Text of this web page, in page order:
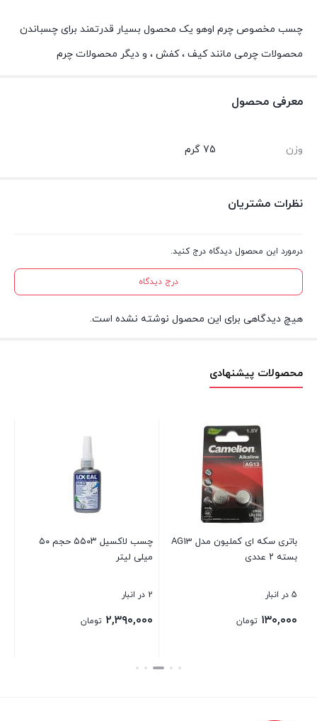
چسب مخصوص چرم اوهو یک محصول بسیار قدرتمند برای چسباندن
محصولات چرمی مانند کیف ، کفش ، و دیگر محصولات چرم
معرفی محصول
وزن 75 گرم
نظرات مشتریان
درمورد این محصول دیدگاه درج کنید.
درج دیدگاه
هیچ دیدگاهی برای این محصول نوشته نشده است.
محصولات پیشنهادی
باتری سکه ای کملیون مدل AG13
بسته ۲ عددی
5 در انبار
۱۳۰,۰۰۰ تومان
چسب لاکسیل ۵۵۰۳ حجم ۵۰
میلی لیتر
2 در انبار
۲,۳۹۰,۰۰۰ تومان
بستن